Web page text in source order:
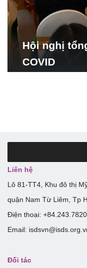
Hội nghị
COVID
Liên hệ
Lô 81-TT4, Khu đô thị
quận Nam Từ Liêm, Tp
Điện thoại:
Email:
Đối tác